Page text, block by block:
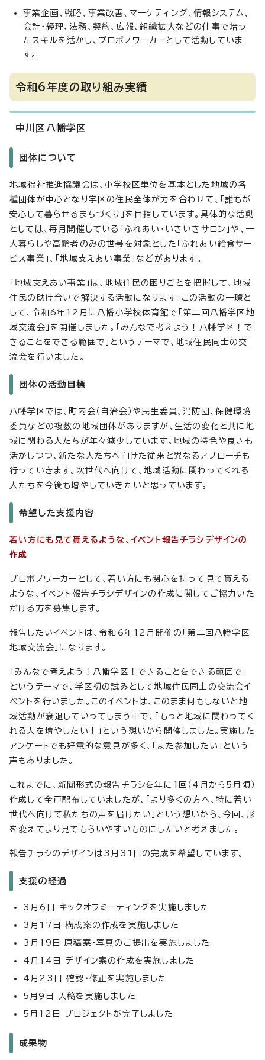
事業企画、戦略、事業改善、マーケティング、情報システム、
会計・経理、法務、契約、広報、組織拡大などの仕事で培っ
たスキルを活かし、プロボノワーカーとして活動していま
す。
令和6年度の取り組み実績
中川区八幡学区
団体について
地域福祉推進協議会は、小学校区単位を基本とした地域の各
種団体が中心となり学区の住民全体が力を合わせて、「誰もが
安心して暮らせるまちづくり」を目指しています。具体的な活動
としては、毎月開催している「ふれあい・いきいきサロン」や、一
人暮らしや高齢者のみの世帯を対象とした「ふれあい給食サー
ビス事業」、「地域支えあい事業」などがあります。
「地域支えあい事業」は、地域住民の困りごとを把握して、地域
住民の助け合いで解決する活動になります。この活動の一環と
して、令和6年12月に八幡小学校体育館で「第二回八幡学区地
域交流会」を開催しました。「みんなで考えよう！八幡学区！で
きることをできる範囲で」というテーマで、地域住民同士の交
流会を行いました。
団体の活動目標
八幡学区では、町内会（自治会）や民生委員、消防団、保健環境
委員などの複数の地域団体がありますが、生活の変化と共に地
域に関わる人たちが年々減少しています。地域の特色や良さも
活かしつつ、新たな人たちへ向けた従来と異なるアプローチも
行っていきます。次世代へ向けて、地域活動に関わってくれる
人たちを今後も増やしていきたいと思っています。
希望した支援内容
若い方にも見て貰えるような、イベント報告チラシデザインの
作成
プロボノワーカーとして、若い方にも関心を持って見て貰える
ような、イベント報告チラシデザインの作成に関してご協力いた
だける方を募集します。
報告したいイベントは、令和6年12月開催の「第二回八幡学区
地域交流会」になります。
「みんなで考えよう！八幡学区！できることをできる範囲で」
というテーマで、学区初の試みとして地域住民同士の交流会イ
ベントを行いました。このイベントは、このまま何もしないと地
域活動が衰退していってしまう中で、「もっと地域に関わってく
れる人を増やしたい！」という想いから開催しました。実施した
アンケートでも好意的な意見が多く、「また参加したい」という
声もありました。
これまでに、新聞形式の報告チラシを年に1回（4月から5月頃）
作成して全戸配布していましたが、「より多くの方へ、特に若い
世代へ向けて私たちの声を届けたい」という想いから、今回、形
を変えてより見てもらいやすいものにしたいと考えました。
報告チラシのデザインは3月31日の完成を希望しています。
支援の経過
3月6日 キックオフミーティングを実施しました
3月17日 構成案の作成を実施しました
3月19日 原稿案・写真のご提出を実施しました
4月14日 デザイン案の作成を実施しました
4月23日 確認・修正を実施しました
5月9日 入稿を実施しました
5月12日 プロジェクトが完了しました
成果物